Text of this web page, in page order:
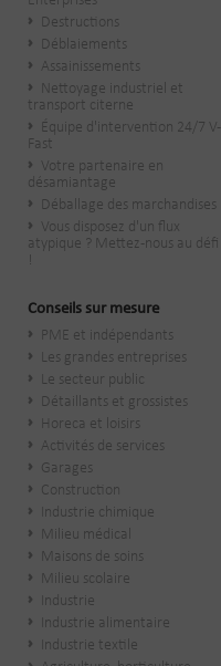
Destructions
Déblaiements
Assainissements
Nettoyage industriel et
transport citerne
Équipe d'intervention 24/7 V-
Fast
Votre partenaire en
désamiantage
Déballage des marchandises
Vous disposez d'un flux
atypique ? Mettez-nous au défi
!
Conseils sur mesure
PME et indépendants
Les grandes entreprises
Le secteur public
​Détaillants et grossistes
Horeca et loisirs
Activités de services
Garages
Construction
Industrie chimique
Milieu médical
Maisons de soins
Milieu scolaire
Industrie
Industrie alimentaire
Industrie textile